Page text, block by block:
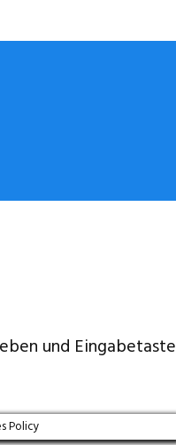
und Eingabetaste
Policy